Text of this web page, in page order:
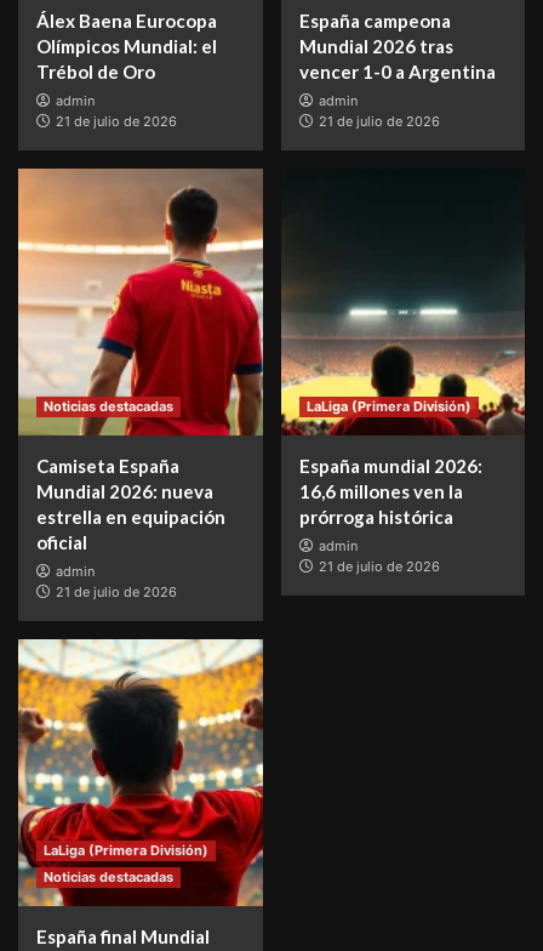
Álex Baena Eurocopa
Olímpicos Mundial: el
Trébol de Oro
admin
21 de julio de 2026
España campeona
Mundial 2026 tras
vencer 1-0 a Argentina
admin
21 de julio de 2026
Noticias destacadas
Camiseta España
Mundial 2026: nueva
estrella en equipación
oficial
admin
21 de julio de 2026
LaLiga (Primera División)
España mundial 2026:
16,6 millones ven la
prórroga histórica
admin
21 de julio de 2026
LaLiga (Primera División)
Noticias destacadas
España final Mundial